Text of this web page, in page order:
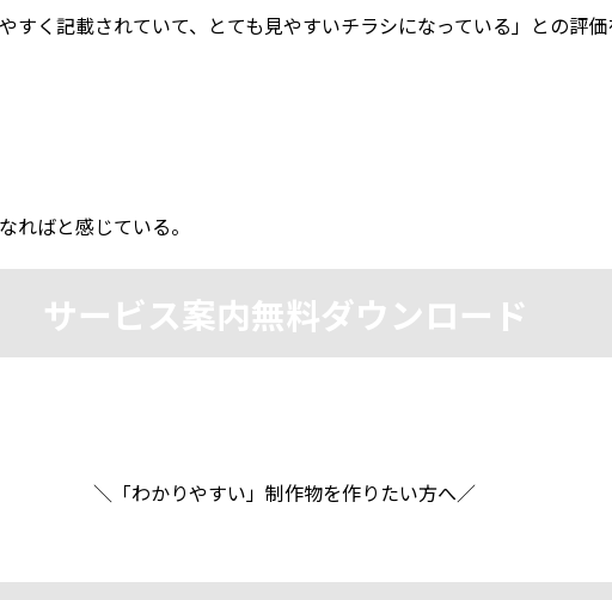
く記載されていて、とても見やすいチラシになっている」との評価
ればと感じている。
サービス案内無料ダウンロード
＼「わかりやすい」制作物を作りたい方へ／